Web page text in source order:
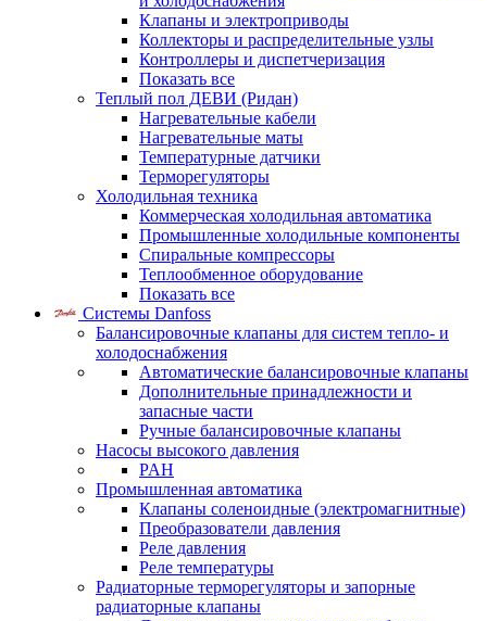
Клапаны и электроприводы
Коллекторы и распределительные узлы
Контроллеры и диспетчеризация
Показать все
Теплый пол ДЕВИ (Ридан)
Нагревательные кабели
Нагревательные маты
Температурные датчики
Терморегуляторы
Холодильная техника
Коммерческая холодильная автоматика
Промышленные холодильные компоненты
Спиральные компрессоры
Теплообменное оборудование
Показать все
Системы Danfoss
Балансировочные клапаны для систем тепло- и
холодоснабжения
Автоматические балансировочные клапаны
Дополнительные принадлежности и
запасные части
Ручные балансировочные клапаны
Насосы высокого давления
PAH
Промышленная автоматика
Клапаны соленоидные (электромагнитные)
Преобразователи давления
Реле давления
Реле температуры
Радиаторные терморегуляторы и запорные
радиаторные клапаны